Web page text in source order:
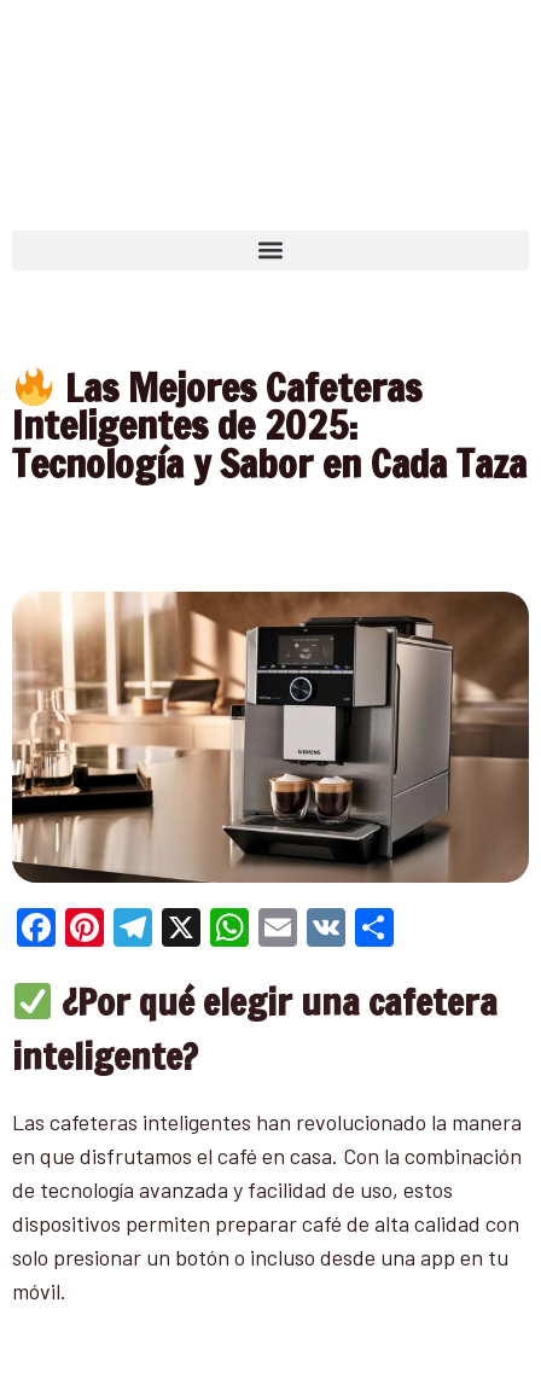
Las Mejores Cafeteras
Inteligentes de 2025:
Tecnología y Sabor en Cada Taza
Facebook
Pinterest
Telegram
X WhatsApp
Email
VK
¿Por qué elegir una cafetera
inteligente?
Las cafeteras inteligentes han revolucionado la manera
en que disfrutamos el café en casa. Con la combinación
de tecnología avanzada y facilidad de uso, estos
dispositivos permiten preparar café de alta calidad con
solo presionar un botón o incluso desde una app en tu
móvil.